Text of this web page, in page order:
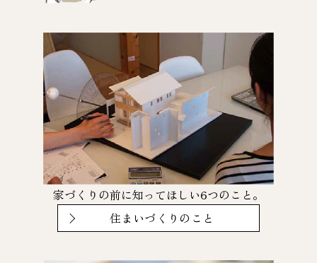
家づくりの前に知ってほしい6つのこと。
住まいづくりのこと